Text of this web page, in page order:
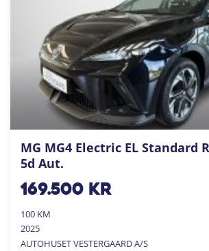
MG MG4 Electric EL Standard
5d Aut.
169.500kr
100 KM
2025
AUTOHUSET VESTERGAARD A/S